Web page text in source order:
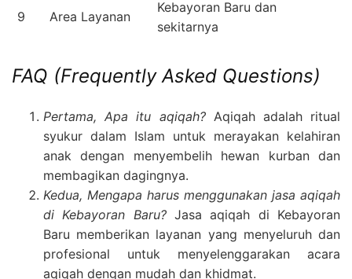
9 Area Layanan
Kebayoran Baru dan
sekitarnya
FAQ (Frequently Asked Questions)
Pertama, Apa itu aqiqah?Aqiqah adalah ritual
syukur dalam Islam untuk merayakan kelahiran
anak dengan menyembelih hewan kurban dan
membagikan dagingnya.
Kedua, Mengapa harus menggunakan jasa aqiqah
di Kebayoran Baru?Jasa aqiqah di Kebayoran
Baru memberikan layanan yang menyeluruh dan
profesional untuk menyelenggarakan acara
aqiqah dengan mudah dan khidmat.